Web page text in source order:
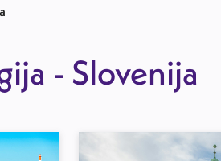
- Slovenija